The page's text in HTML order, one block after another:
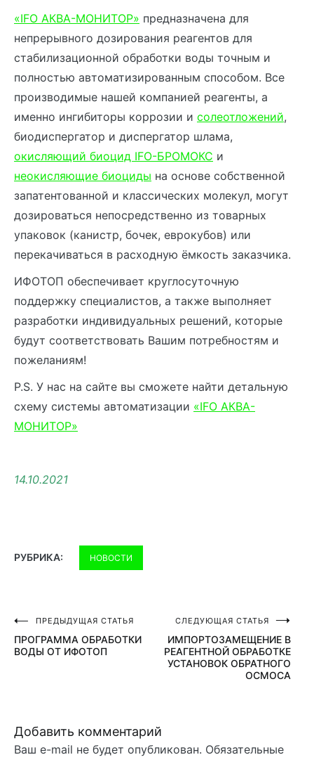
«IFO АКВА-МОНИТОР» предназначена для
непрерывного дозирования реагентов для
стабилизационной обработки воды точным и
полностью автоматизированным способом. Все
производимые нашей компанией реагенты, а
именно ингибиторы коррозии и солеотложений,
биодиспергатор и диспергатор шлама,
окисляющий биоцид IFO-БРОМОКС и
неокисляющие биоциды на основе собственной
запатентованной и классических молекул, могут
дозироваться непосредственно из товарных
упаковок (канистр, бочек, еврокубов) или
перекачиваться в расходную ёмкость заказчика.
ИФОТОП обеспечивает круглосуточную
поддержку специалистов, а также выполняет
разработки индивидуальных решений, которые
будут соответствовать Вашим потребностям и
пожеланиям!
P.S. У нас на сайте вы сможете найти детальную
схему системы автоматизации «IFO АКВА-
МОНИТОР»
14.10.2021
РУБРИКА: НОВОСТИ
Навигация
по
ПРЕДЫДУЩАЯ СТАТЬЯ
ПРОГРАММА ОБРАБОТКИ
ВОДЫ ОТ ИФОТОП
СЛЕДУЮЩАЯ СТАТЬЯ
ИМПОРТОЗАМЕЩЕНИЕ В
РЕАГЕНТНОЙ ОБРАБОТКЕ
УСТАНОВОК ОБРАТНОГО
ОСМОСА
Добавить комментарий
Ваш e-mail не будет опубликован. Обязательные